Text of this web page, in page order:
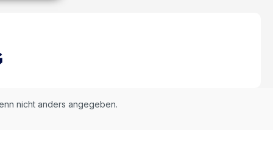
nicht anders angegeben.